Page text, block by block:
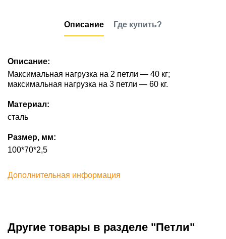
Описание Где купить?
Описание:
Максимальная нагрузка на 2 петли — 40 кг;
максимальная нагрузка на 3 петли — 60 кг.
Материал:
сталь
Размер, мм:
100*70*2,5
Дополнительная информация
Другие товары в разделе "Петли"